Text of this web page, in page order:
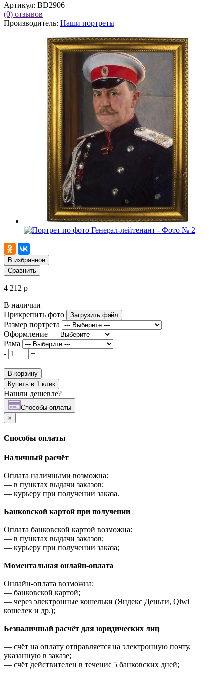
Артикул: BD2906
(0) отзывов
Производитель: Наши портреты
В избранное
Сравнить
4 212 р
В наличии
Прикрепить фото
Загрузить файл
Размер портрета
Оформление
Рама
-
+
В корзину
Купить в 1 клик
Нашли дешевле?
Cпособы оплаты
×
Cпособы оплаты
Наличный расчёт
Оплата наличными возможна:
— в пунктах выдачи заказов;
— курьеру при получении заказа.
Банковской картой при получении
Оплата банковской картой возможна:
— в пунктах выдачи заказов;
— курьеру при получении заказа;
Моментальная онлайн-оплата
Онлайн-оплата возможна:
— банковской картой;
— через электронные кошельки (Яндекс Деньги, Qiwi
кошелек и др.);
Безналичный расчёт для юридических лиц
— счёт на оплату отправляется на электронную почту,
указанную в заказе;
— счёт действителен в течение 5 банковских дней;